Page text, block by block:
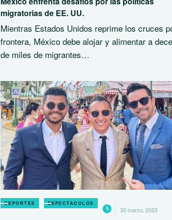
migratorias de EE. UU.
Mientras Estados Unidos reprime los cruces
frontera, México debe alojar y alimentar a
de miles de migrantes…
DEPORTES ESPECTACULOS
30 marzo, 2023